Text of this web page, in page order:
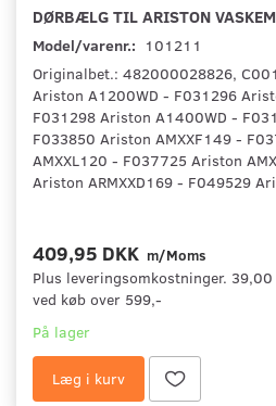
DØRBÆLG TIL ARISTON
Model/varenr.: 101211
Originalbet.: 482000028826,
Ariston A1200WD - F031296
F031298 Ariston A1400WD -
F033850 Ariston AMXXF149 -
AMXXL120 - F037725 Ariston
Ariston ARMXXD169 - F049529
409,95 DKK m/Moms
Plus leveringsomkostninger.
ved køb over 599,-
På lager
Læg i kurv